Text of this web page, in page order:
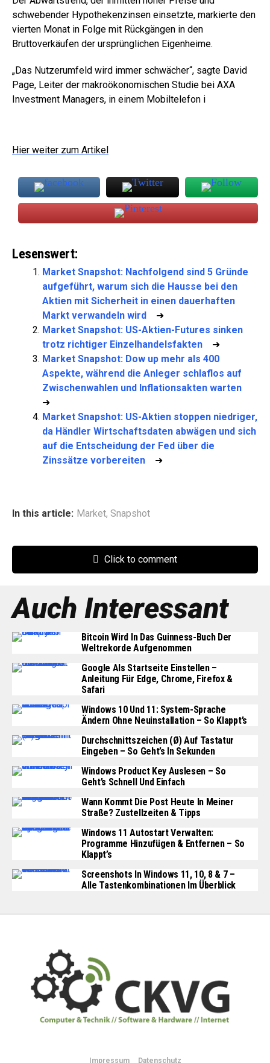
schwebender Hypothekenzinsen einsetzte, markierte den
vierten Monat in Folge mit Rückgängen in den
Bruttoverkäufen der ursprünglichen Eigenheime.
„Das Nutzerumfeld wird immer schwächer“, sagte David
Page, Leiter der makroökonomischen Studie bei AXA
Investment Managers, in einem Mobiltelefon i
Hier weiter zum Artikel
Lesenswert:
Market Snapshot: Nachfolgend sind 5 Gründe
aufgeführt, warum sich die Hausse bei den
Aktien mit Sicherheit in einen dauerhaften
Markt verwandeln wird ➜
Market Snapshot: US-Aktien-Futures sinken
trotz richtiger Einzelhandelsfakten ➜
Market Snapshot: Dow up mehr als 400
Aspekte, während die Anleger schlaflos auf
Zwischenwahlen und Inflationsakten warten
➜
Market Snapshot: US-Aktien stoppen niedriger,
da Händler Wirtschaftsdaten abwägen und sich
auf die Entscheidung der Fed über die
Zinssätze vorbereiten ➜
In this article: Market, Snapshot
Click to comment
Auch Interessant
Bitcoin Wird In Das Guinness-Buch Der
Weltrekorde Aufgenommen
Google Als Startseite Einstellen –
Anleitung Für Edge, Chrome, Firefox &
Safari
Windows 10 Und 11: System-Sprache
Ändern Ohne Neuinstallation – So Klappt’s
Durchschnittszeichen (Ø) Auf Tastatur
Eingeben – So Geht’s In Sekunden
Windows Product Key Auslesen – So
Geht’s Schnell Und Einfach
Wann Kommt Die Post Heute In Meiner
Straße? Zustellzeiten & Tipps
Windows 11 Autostart Verwalten:
Programme Hinzufügen & Entfernen – So
Klappt’s
Screenshots In Windows 11, 10, 8 & 7 –
Alle Tastenkombinationen Im Überblick
Impressum Datenschutz